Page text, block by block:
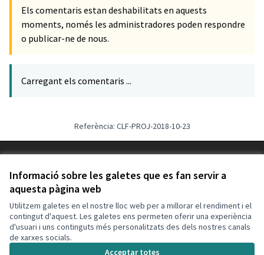
Informació sobre les galetes que es fan servir a
aquesta pàgina web
Utilitzem galetes en el nostre lloc web per a millorar el rendiment i el
contingut d'aquest. Les galetes ens permeten oferir una experiència
d'usuari i uns continguts més personalitzats des dels nostres canals
de xarxes socials.
Acceptar totes
Els comentaris estan deshabilitats en aquests
moments, només les administradores poden respondre
o publicar-ne de nous.
Carregant els comentaris ...
Referència: CLF-PROJ-2018-10-23
Configuració de les galetes
Decidim Calafell a X
(Enllaç extern)
Decidim Calafell a Facebook
(Enllaç extern)
Decidim Calafell a YouTube
(Enllaç extern)
Decidim Calafell a GitHub
(Enllaç extern)
(Enllaç extern)programari lliure .